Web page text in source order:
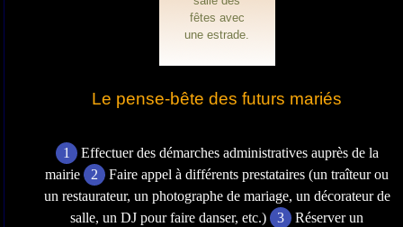
fêtes avec
une estrade.
Le pense-bête des futurs mariés
1
Effectuer des démarches administratives auprès de la
mairie 2
Faire appel à différents prestataires (un traîteur ou
un restaurateur, un photographe de mariage, un décorateur de
salle, un DJ pour faire danser, etc.) 3
Réserver un